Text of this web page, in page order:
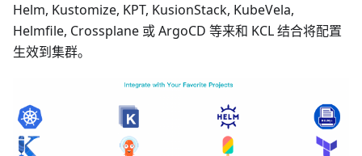
Helm, Kustomize, KPT, KusionStack, KubeVela,
Helmfile, Crossplane 或 ArgoCD 等来和 KCL 结合将配置
生效到集群。